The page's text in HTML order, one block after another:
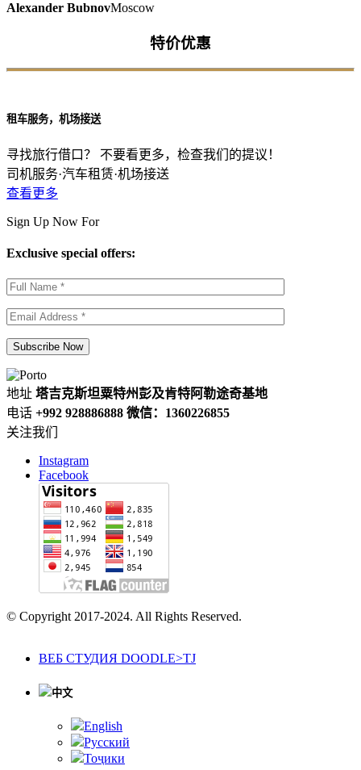
Alexander BubnovMoscow
特价优惠
租车服务，机场接送
寻找旅行借口？ 不要看更多，检查我们的提议！
司机服务·汽车租赁·机场接送
查看更多
Sign Up Now For
Exclusive special offers:
地址 塔吉克斯坦粟特州彭及肯特阿勒途奇基地
电话 +992 928886888 微信：1360226855
关注我们
Instagram
Facebook
© Copyright 2017-2024. All Rights Reserved.
ВЕБ СТУДИЯ DOODLE>TJ
中文
English
Русский
Тоҷики